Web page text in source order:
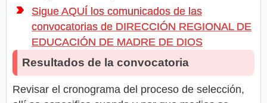
Sigue AQUÍ los comunicados de las
convocatorias de DIRECCIÓN REGIONAL DE
EDUCACIÓN DE MADRE DE DIOS
Resultados de la convocatoria
Revisar el cronograma del proceso de selección,